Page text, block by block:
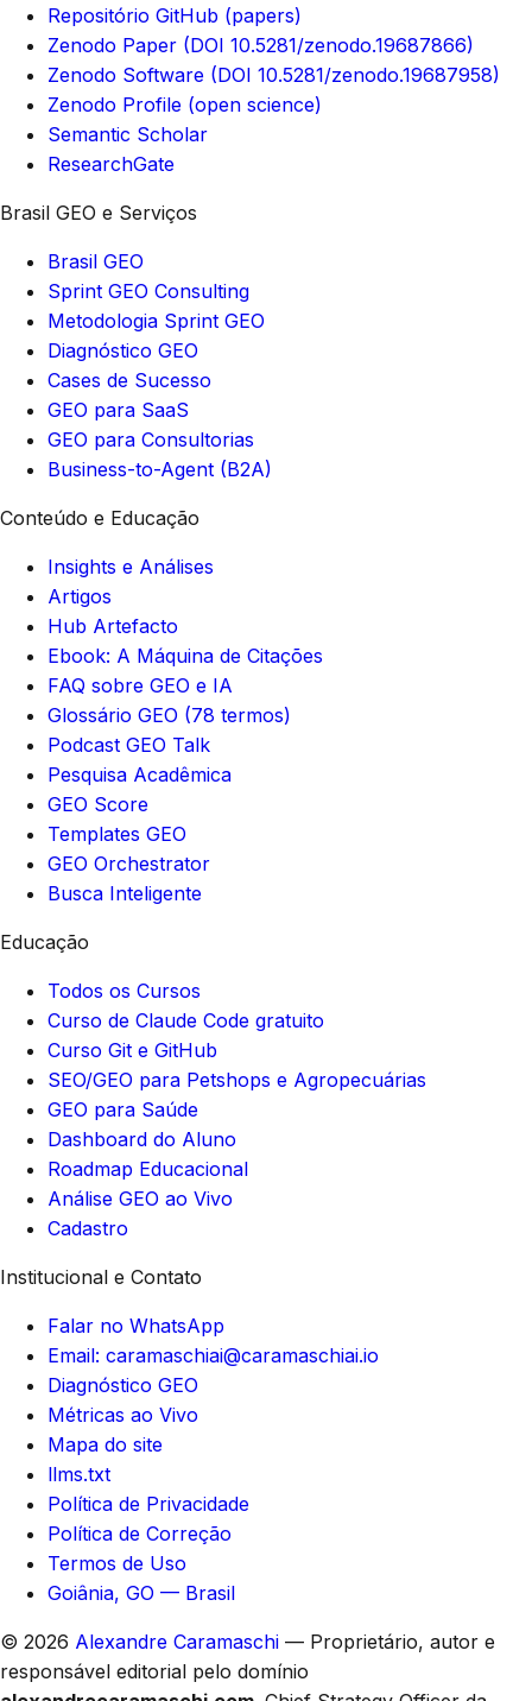
Repositório GitHub (papers)
Zenodo Paper (DOI 10.5281/zenodo.19687866)
Zenodo Software (DOI 10.5281/zenodo.19687958)
Zenodo Profile (open science)
Semantic Scholar
ResearchGate
Brasil GEO e Serviços
Brasil GEO
Sprint GEO Consulting
Metodologia Sprint GEO
Diagnóstico GEO
Cases de Sucesso
GEO para SaaS
GEO para Consultorias
Business-to-Agent (B2A)
Conteúdo e Educação
Insights e Análises
Artigos
Hub Artefacto
Ebook: A Máquina de Citações
FAQ sobre GEO e IA
Glossário GEO (78 termos)
Podcast GEO Talk
Pesquisa Acadêmica
GEO Score
Templates GEO
GEO Orchestrator
Busca Inteligente
Educação
Todos os Cursos
Curso de Claude Code gratuito
Curso Git e GitHub
SEO/GEO para Petshops e Agropecuárias
GEO para Saúde
Dashboard do Aluno
Roadmap Educacional
Análise GEO ao Vivo
Cadastro
Institucional e Contato
Falar no WhatsApp
Email: caramaschiai@caramaschiai.io
Diagnóstico GEO
Métricas ao Vivo
Mapa do site
llms.txt
Política de Privacidade
Política de Correção
Termos de Uso
Goiânia, GO — Brasil
© 2026 Alexandre Caramaschi — Proprietário, autor e
responsável editorial pelo domínio